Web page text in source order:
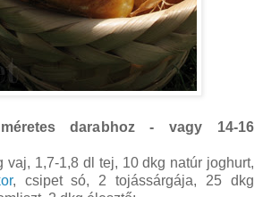
darabhoz - vagy 14-16
vaj, 1,7-1,8 dl tej, 10 dkg natúr joghurt,
, csipet só, 2 tojássárgája, 25 dkg